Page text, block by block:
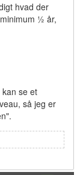
hvad der
½ år,
se et
så jeg er